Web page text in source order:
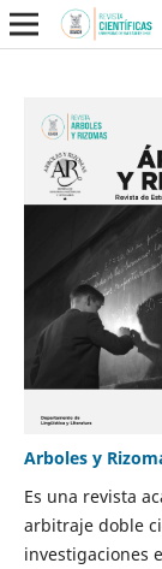
Arboles y
Es una revista
arbitraje doble
investigaciones